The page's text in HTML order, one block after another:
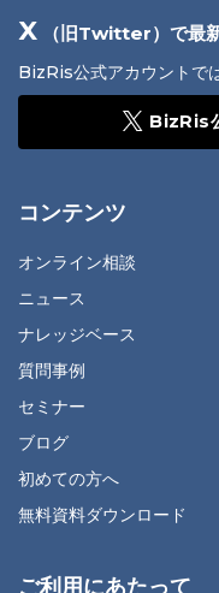
X （旧Twitter）で最
BizRis公式アカウントで
BizRis
コンテンツ
オンライン相談
ニュース
ナレッジベース
質問事例
セミナー
ブログ
初めての方へ
無料資料ダウンロード
ご利用にあたって